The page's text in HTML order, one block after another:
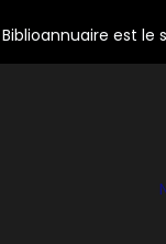
Biblioannuaire est le